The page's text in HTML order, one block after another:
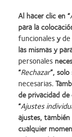
Categorías
Control de la miopía
Learn
more
about
Premio
Silmo
d’Or
al
Learn
more
about
2012
y
2010:
Mejor
a
la
Al hacer clic en “
para la
funcionalesy
las mismas y
personales
“Rechazar”,
necesarias.
de privacidad
“Ajustes
ajustes,
cualquier